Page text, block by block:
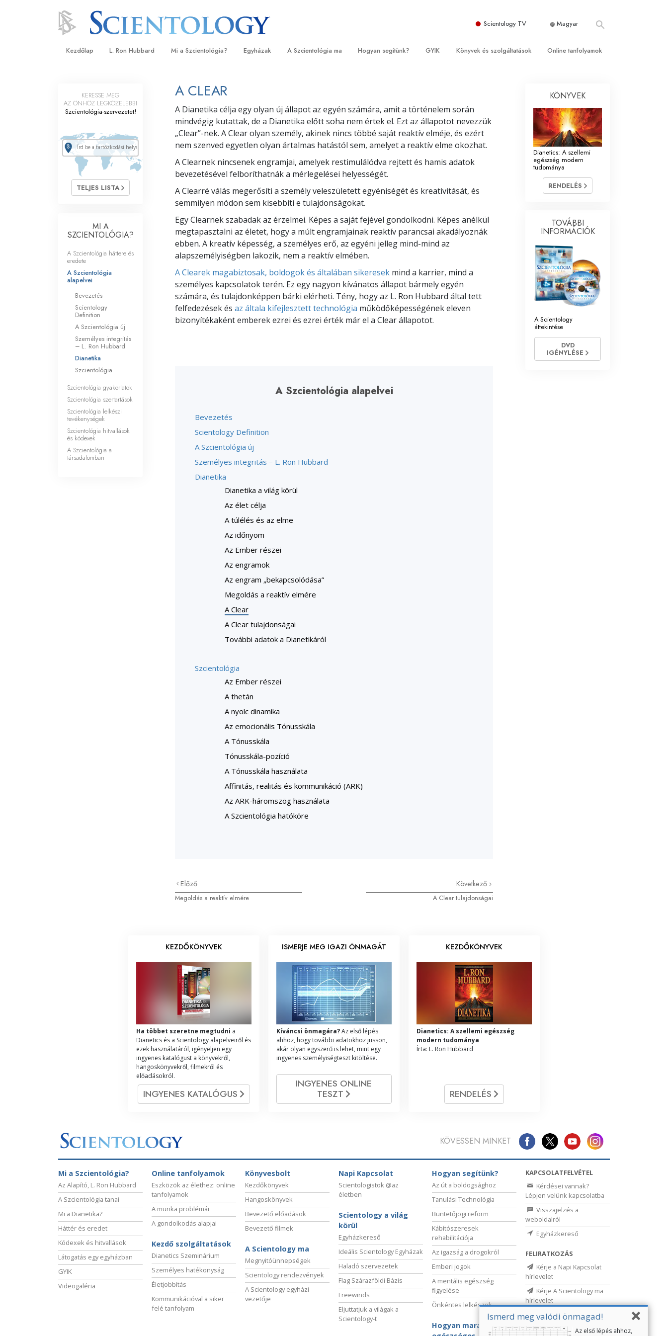
Scientology TV Magyar
Kezdőlap L. Ron Hubbard Mi a Szcientológia?
A Szcientológia hitvallásai és kódexei
Mit mondanak a szcientológusok
a Szcientológiáról?
Ismerjen meg egy szcientológust!
Látogatás egy egyházban
Bevezetés a Dianetikába
Szeretet és gyűlölet –
Mi a nagyság?
Egyházak
Haladó szervezetek
Flag Szárazföldi Bázis
Eljuttatjuk a világak a Scientology-t
A Szcientológia ma
David Miscavige – A Scientology
egyházi vezetője
Hogyan segítünk?
Criminon
Narconon
Együtt az Emberi Jogokért
Állampolgári Bizottság az Emberi
Jogokért
Szcientológia önkéntes lelkészek
GYIK
A Szcientológia szervezetek
Könyvek és szolgáltatások
Bevezető előadások
Bevezető filmek
Online tanfolyamok
A megértés összetevői
Megoldások a veszélyes környezetre
Asszisztok betegségekre és
Tisztesség és becsület
Az érzelmi Tónusskála
Eszközök a munkahelyen
Az etika és az állapotok
Az elnyomás oka
A szervezés alapjai
A CLEAR
A Dianetika célja egy olyan új állapot az egyén számára, amit a történelem során
mindvégig kutattak, de a Dianetika előtt soha nem értek el. Ezt az állapotot nevezzük
„Clear”-nek. A Clear olyan személy, akinek nincs többé saját reaktív elméje, és ezért
nem szenved egyetlen olyan ártalmas hatástól sem, amelyet a reaktív elme okozhat.
A Clearnek nincsenek engramjai, amelyek restimulálódva rejtett és hamis adatok
bevezetésével felboríthatnák a mérlegelései helyességét.
A Clearré válás megerősíti a személy veleszületett egyéniségét és kreativitását, és
semmilyen módon sem kisebbíti e tulajdonságokat.
Egy Clearnek szabadak az érzelmei. Képes a saját fejével gondolkodni. Képes anélkül
megtapasztalni az életet, hogy a múlt engramjainak reaktív parancsai akadályoznák
ebben. A kreatív képesség, a személyes erő, az egyéni jelleg mind-mind az
alapszemélyiségben lakozik, nem a reaktív elmében.
A Clearek magabiztosak, boldogok és általában sikeresek mind a karrier, mind a
személyes kapcsolatok terén. Ez egy nagyon kívánatos állapot bármely egyén
számára, és tulajdonképpen bárki elérheti. Tény, hogy az L. Ron Hubbard által tett
felfedezések és az általa kifejlesztett technológia működőképességének eleven
bizonyítékaként emberek ezrei és ezrei érték már el a Clear állapotot.
A Szcientológia alapelvei
Bevezetés
Scientology Definition
A Szcientológia új
Személyes integritás – L. Ron Hubbard
Dianetika
Dianetika a világ körül
Az élet célja
A túlélés és az elme
Az időnyom
Az Ember részei
Az engramok
Az engram „bekapcsolódása”
Megoldás a reaktív elmére
A Clear
A Clear tulajdonságai
További adatok a Dianetikáról
Szcientológia
Az Ember részei
A thetán
A nyolc dinamika
Az emocionális Tónusskála
A Tónusskála
Tónusskála-pozíció
A Tónusskála használata
Affinitás, realitás és kommunikáció (ARK)
Az ARK-háromszög használata
A Szcientológia hatóköre
Előző
Megoldás a reaktív elmére
Következő
A Clear tulajdonságai
KERESSE MEG
AZ ÖNHÖZ LEGKÖZELEBBI
Szcientológia-szervezetet!
TELJES LISTA
MI A
SZCIENTOLÓGIA?
A Szcientológia háttere és
eredete
A Szcientológia
alapelvei
Bevezetés
Scientology
Definition
A Szcientológia új
Személyes integritás
– L. Ron Hubbard
Dianetika
Szcientológia
Szcientológia gyakorlatok
Szcientológia szertartások
Szcientológia lelkészi
tevékenységek
Szcientológia hitvallások
és kódexek
A Szcientológia a
társadalomban
KÖNYVEK
Dianetics: A szellemi
egészség modern
tudománya
RENDELÉS
TOVÁBBI
INFORMÁCIÓK
A Scientology
áttekintése
DVD
IGÉNYLÉSE
Ismerd meg valódi önmagad!
Az első lépés ahhoz,
KEZDŐKÖNYVEK
Ha többet szeretne megtudni a
Dianetics és a Scientology alapelveiről és
ezek használatáról, igényeljen egy
ingyenes katalógust a könyvekről,
hangoskönyvekről, filmekről és
előadásokról.
INGYENES KATALÓGUS
ISMERJE MEG IGAZI ÖNMAGÁT
Kíváncsi önmagára?Az első lépés
ahhoz, hogy további adatokhoz jusson,
akár olyan egyszerű is lehet, mint egy
ingyenes személyiségteszt kitöltése.
INGYENES ONLINE
TESZT
KEZDŐKÖNYVEK
Dianetics: A szellemi egészség
modern tudománya
Írta: L. Ron Hubbard
RENDELÉS
KÖVESSEN MINKET
Mi a Szcientológia?
Az Alapító, L. Ron Hubbard
A Szcientológia tanai
Mi a Dianetika?
Háttér és eredet
Kódexek és hitvallások
Látogatás egy egyházban
GYIK
Videogaléria
Online tanfolyamok
Eszközök az élethez: online
tanfolyamok
A munka problémái
A gondolkodás alapjai
Kezdő szolgáltatások
Dianetics Szeminárium
Személyes hatékonyság
Életjobbítás
Kommunikációval a siker
felé tanfolyam
Könyvesbolt
Kezdőkönyvek
Hangoskönyvek
Bevezető előadások
Bevezető filmek
A Scientology ma
Megnyitóünnepségek
Scientology rendezvények
A Scientology egyházi
vezetője
Napi Kapcsolat
Scientologistok @az
életben
Scientology a világ
körül
Egyházkereső
Ideális Scientology Egyházak
Haladó szervezetek
Flag Szárazföldi Bázis
Freewinds
Eljuttatjuk a világak a
Scientology-t
Hogyan segítünk?
Az út a boldogsághoz
Tanulási Technológia
Büntetőjogi reform
Kábítószeresek
rehabilitációja
Az igazság a drogokról
Emberi jogok
A mentális egészség
figyelése
Önkéntes lelkészek
Hogyan maradj
KAPCSOLATFELVÉTEL
Kérdései vannak?
Lépjen velünk kapcsolatba
Visszajelzés a
weboldalról
Egyházkereső
FELIRATKOZÁS
Kérje a Napi Kapcsolat
hírlevelet
Kérje A Scientology ma
hírlevelet